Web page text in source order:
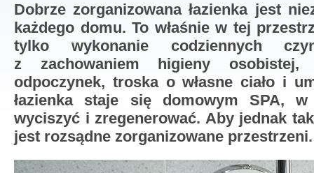
Dobrze zorganizowana łazienka jest
każdego domu. To właśnie w tej
tylko wykonanie codziennych
z zachowaniem higieny
odpoczynek, troska o własne ciało i
łazienka staje się domowym SPA,
wyciszyć i zregenerować. Aby jednak
jest rozsądne zorganizowane przestrzeni.